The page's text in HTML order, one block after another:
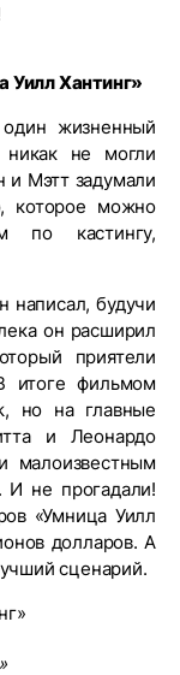
Уилл Хантинг»
жизненный
не могли
и Мэтт задумали
которое можно
по кастингу,
написал, будучи
он расширил
приятели
итоге фильмом
но на главные
и Леонардо
малоизвестным
И не прогадали!
«Умница Уилл
долларов. А
сценарий.